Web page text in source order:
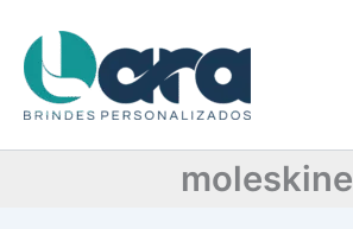
para
conteúdo
moleskine
t
e
r